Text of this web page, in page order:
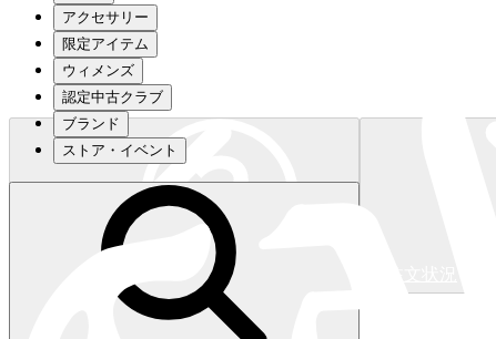
outlet
OUTLET
キャロウェイアパレルはこちら>>>
キャロウェイアパレルはこちら>>>
アクセサリー
限定アイテム
ウィメンズ
認定中古クラブ
ブランド
ストア・イベント